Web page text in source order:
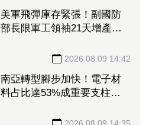
美軍飛彈庫存緊張！副國防
部長限軍工領袖21天增產
2026.08.09 14:42
南亞轉型腳步加快！電子材
料占比達53%成重要支柱